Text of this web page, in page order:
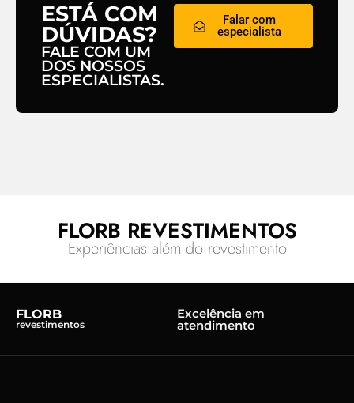
ESTÁ COM
DÚVIDAS?
FALE COM UM
DOS NOSSOS
ESPECIALISTAS.
Falar com
especialista
FLORB REVESTIMENTOS
Experiências além do revestimento
FLORB
revestimentos
Excelência em
atendimento